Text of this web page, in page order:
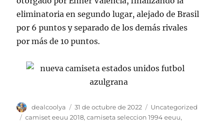
eliminatoria en segundo lugar, alejado de Brasil
por 6 puntos y separado de los demás rivales
por más de 10 puntos.
Autor
dealcoolya
Publicado
el
31 de octubre de 2022 Categorías
Uncategorized
Etiquetas
camiset eeuu 2018,camiseta seleccion 1994 eeuu,